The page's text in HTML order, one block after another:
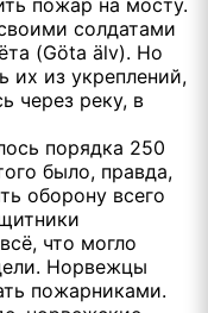
пожар на мосту.
солдатами
(Göta älv). Но
их из укреплений,
через реку, в
порядка 250
было, правда,
оборону всего
что могло
Норвежцы
пожарниками.